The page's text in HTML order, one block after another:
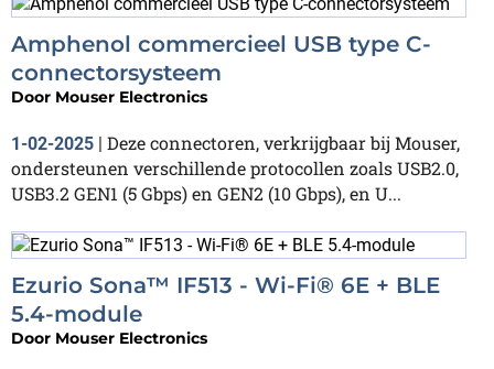
Amphenol commercieel USB type C-
connectorsysteem
Door Mouser Electronics
1-02-2025 | Deze connectoren, verkrijgbaar bij Mouser,
ondersteunen verschillende protocollen zoals USB2.0,
USB3.2 GEN1 (5 Gbps) en GEN2 (10 Gbps), en U...
Ezurio Sona™ IF513 - Wi-Fi® 6E + BLE
5.4-module
Door Mouser Electronics